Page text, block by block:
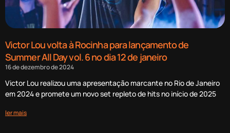
Victor Lou volta à Rocinha para lançamento de
Summer All Day vol. 6 no dia 12 de janeiro
16 de dezembro de 2024
Victor Lou realizou uma apresentação marcante no Rio de Janeiro
em 2024 e promete um novo set repleto de hits no início de 2025
ler mais